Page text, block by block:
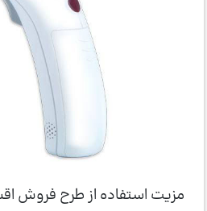
مزیت استفاده از طرح فروش